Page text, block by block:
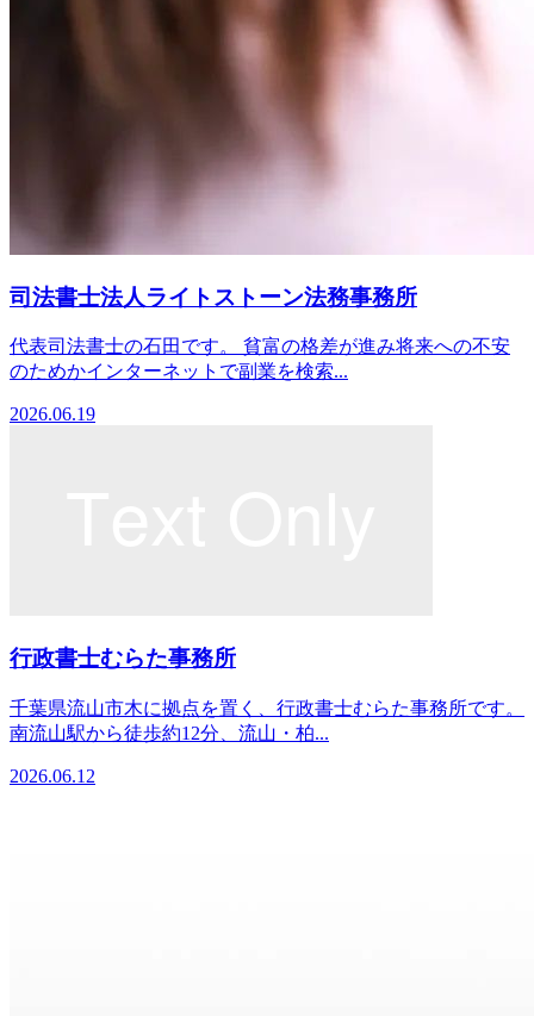
司法書士法人ライトストーン法務事務所
代表司法書士の石田です。 貧富の格差が進み将来への不安
のためかインターネットで副業を検索...
2026.06.19
行政書士むらた事務所
千葉県流山市木に拠点を置く、行政書士むらた事務所です。
南流山駅から徒歩約12分、流山・柏...
2026.06.12